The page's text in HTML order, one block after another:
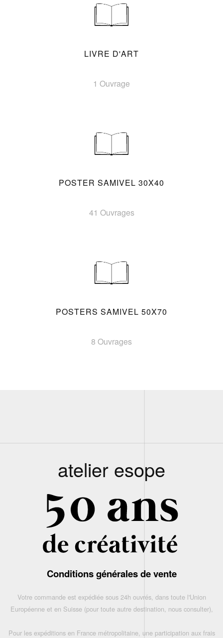
LIVRE D'ART
1 Ouvrage
POSTER SAMIVEL 30X40
41 Ouvrages
POSTERS SAMIVEL 50X70
8 Ouvrages
atelier esope
Conditions générales de vente
Votre commande est expédiée sous 24h ouvrés, dans toute l'Union
Européenne et en Suisse (pour toute autre destination, nous consulter),
Pour les expéditions en France métropolitaine, une participation aux frais